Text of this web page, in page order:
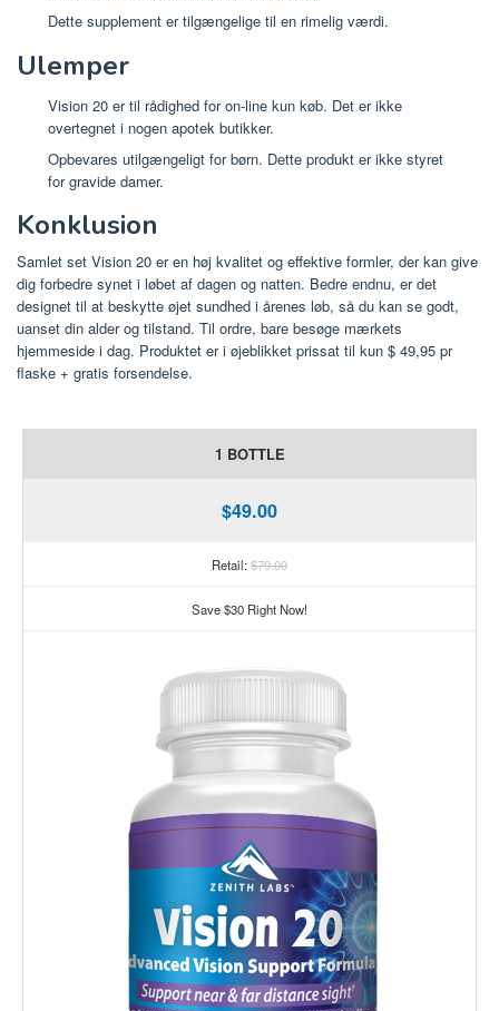
Dette supplement er tilgængelige til en rimelig værdi.
Ulemper
Vision 20 er til rådighed for on-line kun køb. Det er ikke
overtegnet i nogen apotek butikker.
Opbevares utilgængeligt for børn. Dette produkt er ikke styret
for gravide damer.
Konklusion
Samlet set Vision 20 er en høj kvalitet og effektive formler, der kan give
dig forbedre synet i løbet af dagen og natten. Bedre endnu, er det
designet til at beskytte øjet sundhed i årenes løb, så du kan se godt,
uanset din alder og tilstand. Til ordre, bare besøge mærkets
hjemmeside i dag. Produktet er i øjeblikket prissat til kun $ 49,95 pr
flaske + gratis forsendelse.
1 BOTTLE
$49.00
Retail:$79.00
Save $30 Right Now!